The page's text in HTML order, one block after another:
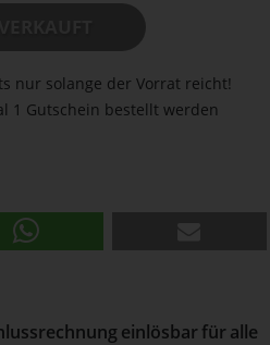
nur solange der Vorrat reicht!
1 Gutschein bestellt werden
einlösbar für alle